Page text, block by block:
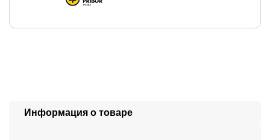
Информация о товаре